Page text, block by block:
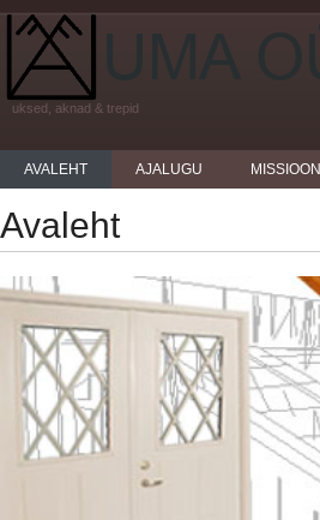
uksed, aknad & trepid
AVALEHT AJALUGU MISSIOON
Avaleht